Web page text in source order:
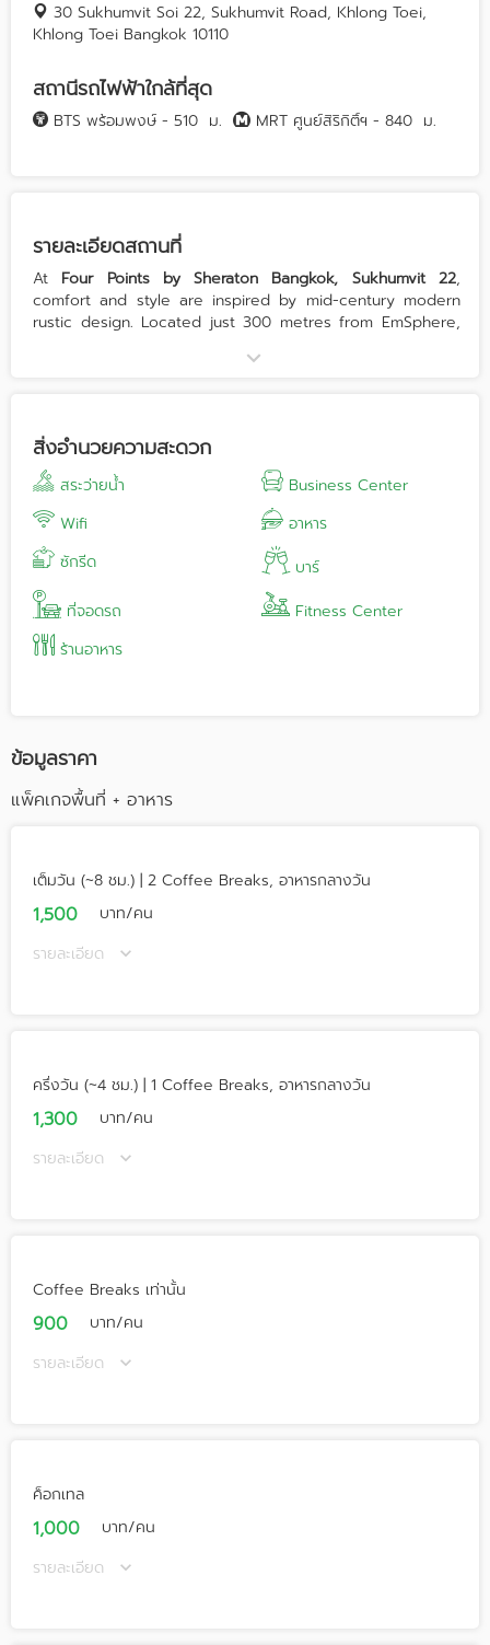
30 Sukhumvit Soi 22, Sukhumvit Road, Khlong Toei,
Khlong Toei Bangkok 10110
สถานีรถไฟฟ้าใกล้ที่สุด
BTS พร้อมพงษ์ - 510 ม. MRT ศูนย์สิริกิติ์ฯ - 840 ม.
รายละเอียดสถานที่
At Four Points by Sheraton Bangkok, Sukhumvit 22,
comfort and style are inspired by mid-century modern
rustic design. Located just 300 metres from EmSphere,
and MRT Sukhumvit, the hotel offers excellent
premier shopping and entertainment at EmSphere,
Emporium, and EmQuartier, and be just minutes away
from the Queen Sirikit National Convention Centre
(QSNCC) for ultimate convenience. Stay active at any time
with our 24/7 fitness centre and rooftop pool.
Experience all day dining at The Mesh, Bangkok's first
and only modern beer house and sports bar, where
dining, drinking, and the best brews enhance your casual
gatherings. Alternatively, host your event at the Mesh
Lounge or Mesh Boardrooms 1 & 2, where style and
innovation come together in a simple yet sophisticated
สิ่งอำนวยความสะดวก
สระว่ายน้ำ
Business Center
Wifi
อาหาร
ซักรีด
บาร์
ที่จอดรถ
Fitness Center
ร้านอาหาร
ข้อมูลราคา
แพ็คเกจพื้นที่ + อาหาร
เต็มวัน (~8 ชม.) | 2 Coffee Breaks, อาหารกลางวัน
1,500
บาท/คน
รายละเอียด
ครึ่งวัน (~4 ชม.) | 1 Coffee Breaks, อาหารกลางวัน
1,300
บาท/คน
รายละเอียด
Coffee Breaks เท่านั้น
900
บาท/คน
รายละเอียด
ค็อกเทล
1,000
บาท/คน
รายละเอียด